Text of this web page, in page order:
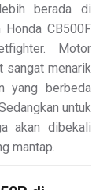
berada di
CB500F
Motor
sangat menarik
yang berbeda
untuk
akan dibekali
mantap.